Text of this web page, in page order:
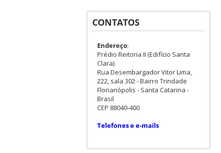
CONTATOS
Endereço:
Prédio Reitoria II (Edifício Santa
Clara)
Rua Desembargador Vitor Lima,
222, sala 302 - Bairro Trindade
Florianópolis - Santa Catarina -
Brasil
CEP 88040-400
Telefones e e-mails